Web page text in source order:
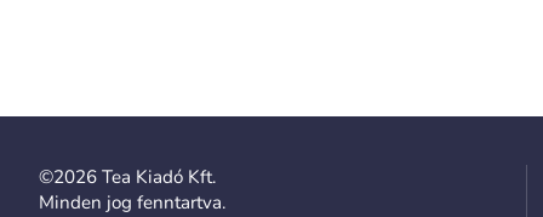
©2026 Tea Kiadó Kft.
Minden jog fenntartva.